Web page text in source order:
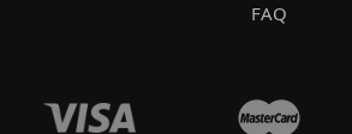
FAQ